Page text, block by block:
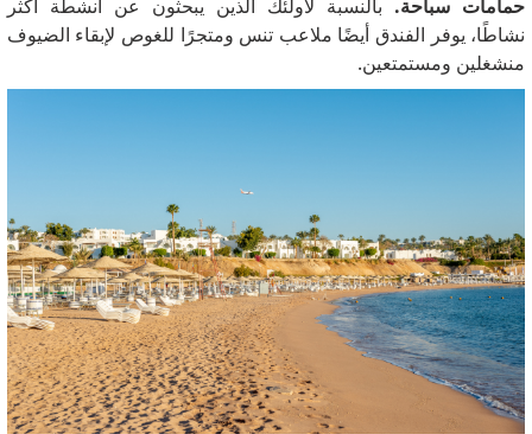
حمامات سباحة. بالنسبة لأولئك الذين يبحثون عن أنشطة أكثر
نشاطًا، يوفر الفندق أيضًا ملاعب تنس ومتجرًا للغوص لإبقاء الضيوف
منشغلين ومستمتعين.